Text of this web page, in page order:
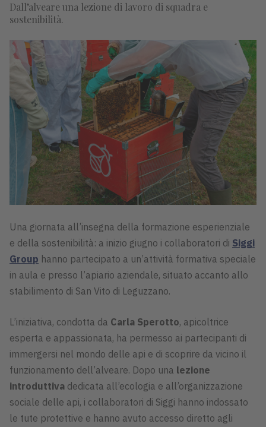
Dall’alveare una lezione di lavoro di squadra e
sostenibilità.
Una giornata all’insegna della formazione esperienziale
e della sostenibilità: a inizio giugno i collaboratori di Siggi
Group hanno partecipato a un’attività formativa speciale
in aula e presso l’apiario aziendale, situato accanto allo
stabilimento di San Vito di Leguzzano.
L’iniziativa, condotta da Carla Sperotto, apicoltrice
esperta e appassionata, ha permesso ai partecipanti di
immergersi nel mondo delle api e di scoprire da vicino il
funzionamento dell’alveare. Dopo una lezione
introduttiva dedicata all’ecologia e all’organizzazione
sociale delle api, i collaboratori di Siggi hanno indossato
le tute protettive e hanno avuto accesso diretto agli